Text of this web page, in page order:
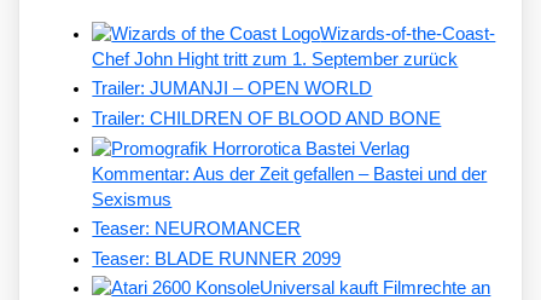
Wizards-of-the-Coast-
Chef John Hight tritt zum 1. September zurück
Trailer: JUMANJI – OPEN WORLD
Trailer: CHILDREN OF BLOOD AND BONE
Kommentar: Aus der Zeit gefallen – Bastei und der
Sexismus
Teaser: NEUROMANCER
Teaser: BLADE RUNNER 2099
Universal kauft Filmrechte an